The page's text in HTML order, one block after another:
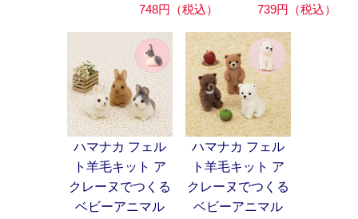
748円（税込）
739円（税込）
ハマナカ フェル
ト羊毛キット ア
クレーヌでつくる
ベビーアニマル
ハマナカ フェル
ト羊毛キット ア
クレーヌでつくる
ベビーアニマル